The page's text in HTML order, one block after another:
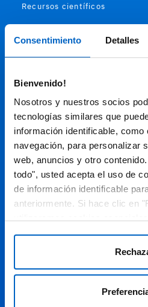
Consentimiento Detalles
Bienvenido!
Nosotros y nuestros socios
tecnologías similares que
información identificable, como
navegación, para personalizar
web, anuncios y otro
todo", usted acepta el uso de
de información identificable
anteriormente. Si hace clic en
del sitio web y no para
cualquier momento, puede ver,
Cookies" en el pie de página
Recursos científicos
Audiovisual
Espacio de Información Médica
POLÍTICA DE PRIVACIDAD
Este sitio web está orientado a
España.
SC-ES-CP-00099, SC-ES-CP-00101,
ES-CP-00064, SC-ES-CP-00007, SC-
AMG145-00544
Fecha de actualización AGOSTO